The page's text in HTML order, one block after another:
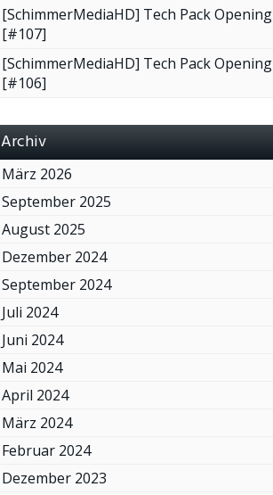
[SchimmerMediaHD] Tech Pack Opening
[#107]
[SchimmerMediaHD] Tech Pack Opening
[#106]
Archiv
März 2026
September 2025
August 2025
Dezember 2024
September 2024
Juli 2024
Juni 2024
Mai 2024
April 2024
März 2024
Februar 2024
Dezember 2023